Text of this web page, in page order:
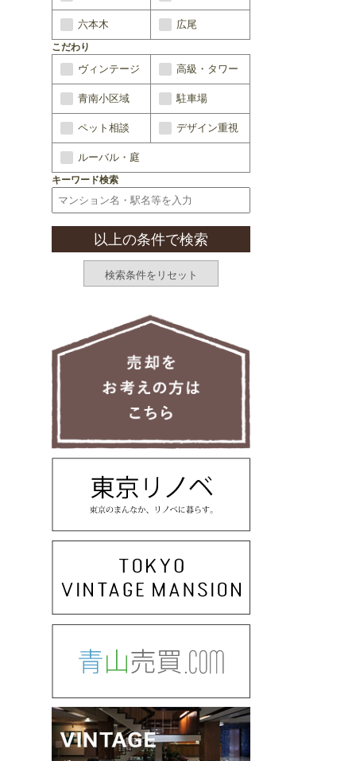
六本木 広尾
こだわり
ヴィンテージ 高級・タワー
青南小区域 駐車場
ペット相談 デザイン重視
ルーバル・庭
キーワード検索